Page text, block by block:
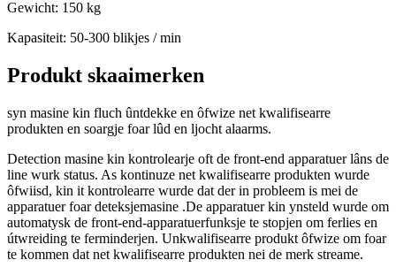
Gewicht: 150 kg
Kapasiteit: 50-300 blikjes / min
Produkt skaaimerken
syn masine kin fluch ûntdekke en ôfwize net kwalifisearre
produkten en soargje foar lûd en ljocht alaarms.
Detection masine kin kontrolearje oft de front-end apparatuer lâns de
line wurk status. As kontinuze net kwalifisearre produkten wurde
ôfwiisd, kin it kontrolearre wurde dat der in probleem is mei de
apparatuer foar deteksjemasine .De apparatuer kin ynsteld wurde om
automatysk de front-end-apparatuerfunksje te stopjen om ferlies en
útwreiding te ferminderjen. Unkwalifisearre produkt ôfwize om foar
te kommen dat net kwalifisearre produkten nei de merk streame.